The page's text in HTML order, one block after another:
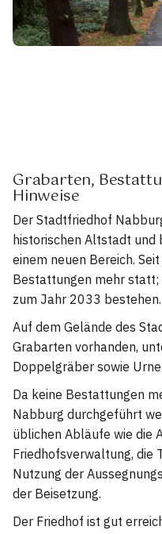
Grabarten,
Hinweise
Der Stadtfriedhof
historischen Altstadt und
einem neuen Bereich.
Bestattungen mehr
zum Jahr 2033 bestehen.
Auf dem Gelände des
Grabarten vorhanden,
Doppelgräber sowie
Da keine Bestattungen
Nabburg durchgeführt
üblichen Abläufe wie die
Friedhofsverwaltung, die
Nutzung der
der Beisetzung.
Der Friedhof ist gut